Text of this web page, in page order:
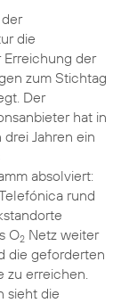
die
Erreichung der
zum Stichtag
Der
hat in
Jahren ein
absolviert:
rund
O2Netz weiter
die geforderten
zu erreichen.
sieht die